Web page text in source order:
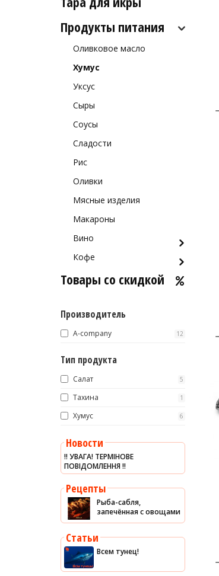
Мясо гребешка
Рапаны
Улитки
Устрицы
Другое
Рыба холодного и
Продукты питания
Оливковое масло
Хумус
Уксус
Сыры
Соусы
Сладости
Рис
Оливки
Мясные изделия
Макароны
Вино
Белое вино
Красное вино
Кофе
Blaser
Товары со скидкой
Производитель
A-company 12
Тип продукта
Салат 5
Тахина 1
Хумус 6
Новости
‼️ УВАГА! ТЕРМІНОВЕ
ПОВІДОМЛЕННЯ ‼️
Рецепты
Рыба-сабля,
запечённая с овощами
Статьи
Всем тунец!